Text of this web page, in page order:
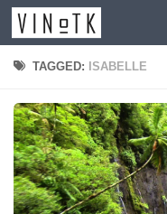
Skip to content
TAGGED: ISABELLE